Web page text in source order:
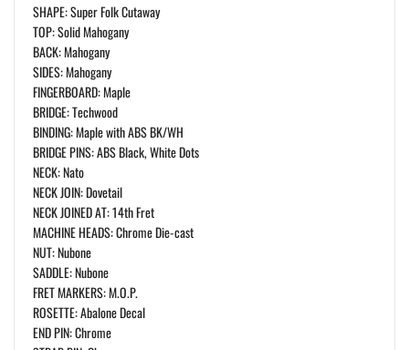
SHAPE: Super Folk Cutaway
TOP: Solid Mahogany
BACK: Mahogany
SIDES: Mahogany
FINGERBOARD: Maple
BRIDGE: Techwood
BINDING: Maple with ABS BK/WH
BRIDGE PINS: ABS Black, White Dots
NECK: Nato
NECK JOIN: Dovetail
NECK JOINED AT: 14th Fret
MACHINE HEADS: Chrome Die-cast
NUT: Nubone
SADDLE: Nubone
FRET MARKERS: M.O.P.
ROSETTE: Abalone Decal
END PIN: Chrome